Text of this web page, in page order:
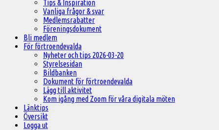
Tips & Inspiration
Vanliga frågor & svar
Medlemsrabatter
Föreningsdokument
Bli medlem
För förtroendevalda
Nyheter och tips 2026-03-20
Styrelsesidan
Bildbanken
Dokument för förtroendevalda
Lägg till aktivitet
Kom igång med Zoom för våra digitala möten
Länktips
Översikt
Logga ut